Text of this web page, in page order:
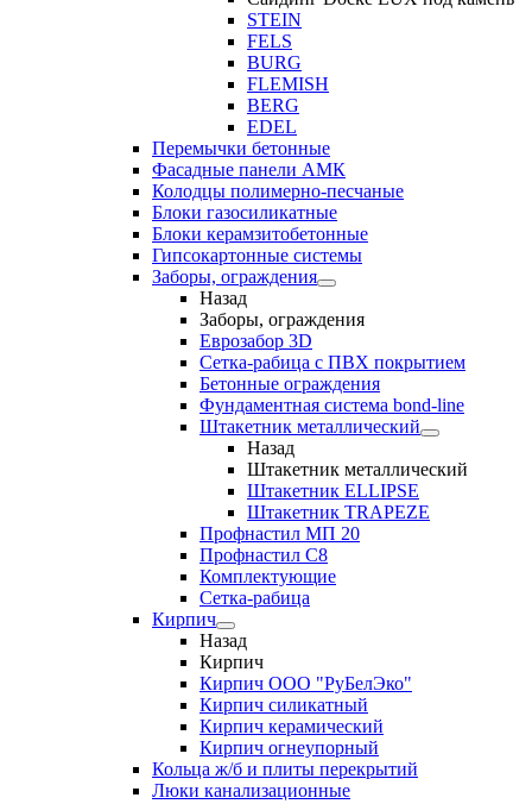
STEIN
FELS
BURG
FLEMISH
BERG
EDEL
Перемычки бетонные
Фасадные панели АМК
Колодцы полимерно-песчаные
Блоки газосиликатные
Блоки керамзитобетонные
Гипсокартонные системы
Заборы, ограждения
Назад
Заборы, ограждения
Еврозабор 3D
Сетка-рабица с ПВХ покрытием
Бетонные ограждения
Фундаментная система bond-line
Штакетник металлический
Назад
Штакетник металлический
Штакетник ELLIPSE
Штакетник TRAPEZE
Профнастил МП 20
Профнастил С8
Комплектующие
Сетка-рабица
Кирпич
Назад
Кирпич
Кирпич ООО "РуБелЭко"
Кирпич силикатный
Кирпич керамический
Кирпич огнеупорный
Кольца ж/б и плиты перекрытий
Люки канализационные